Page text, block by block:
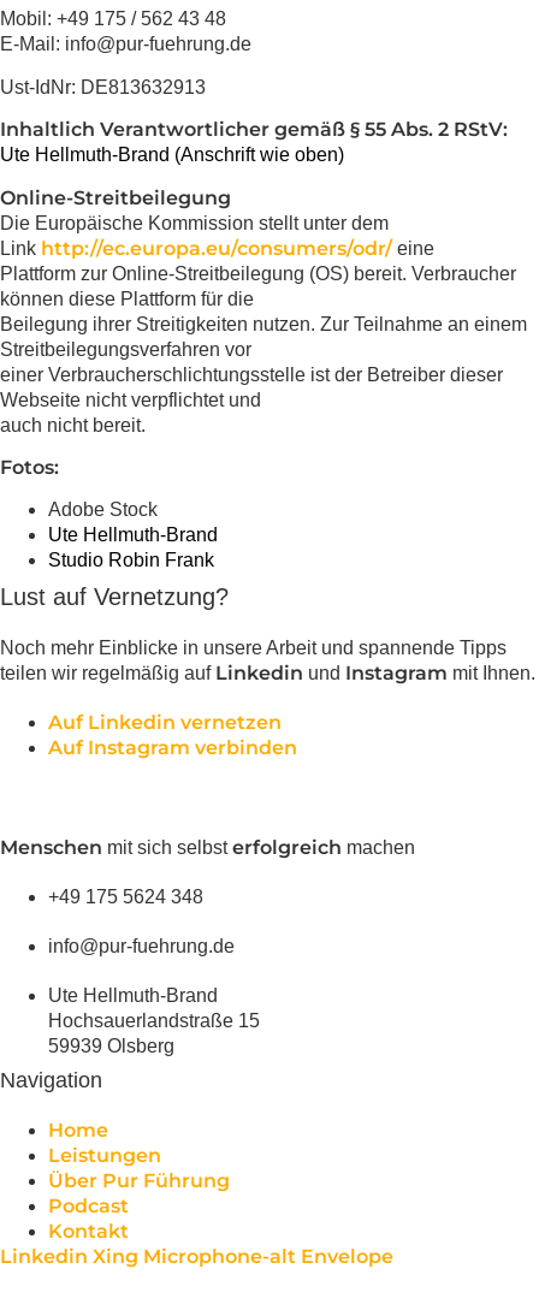
Mobil: +49 175 / 562 43 48
E-Mail: info@pur-fuehrung.de
Ust-IdNr: DE813632913
Inhaltlich Verantwortlicher gemäß § 55 Abs. 2 RStV:
Ute Hellmuth-Brand (Anschrift wie oben)
Online-Streitbeilegung
Die Europäische Kommission stellt unter dem
Link http://ec.europa.eu/consumers/odr/ eine
Plattform zur Online-Streitbeilegung (OS) bereit. Verbraucher
können diese Plattform für die
Beilegung ihrer Streitigkeiten nutzen. Zur Teilnahme an einem
Streitbeilegungsverfahren vor
einer Verbraucherschlichtungsstelle ist der Betreiber dieser
Webseite nicht verpflichtet und
auch nicht bereit.
Fotos:
Adobe Stock
Ute Hellmuth-Brand
Studio Robin Frank
Lust auf Vernetzung?
Noch mehr Einblicke in unsere Arbeit und spannende Tipps
teilen wir regelmäßig auf Linkedin und Instagram mit Ihnen.
Auf Linkedin vernetzen
Auf Instagram verbinden
Menschen mit sich selbsterfolgreich machen
+49 175 5624 348
info@pur-fuehrung.de
Ute Hellmuth-Brand
Hochsauerlandstraße 15
59939 Olsberg
Navigation
Home
Leistungen
Über Pur Führung
Podcast
Kontakt
Linkedin Xing Microphone-alt Envelope